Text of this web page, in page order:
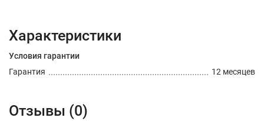
Характеристики
Условия гарантии
Гарантия
12 месяцев
Отзывы (0)